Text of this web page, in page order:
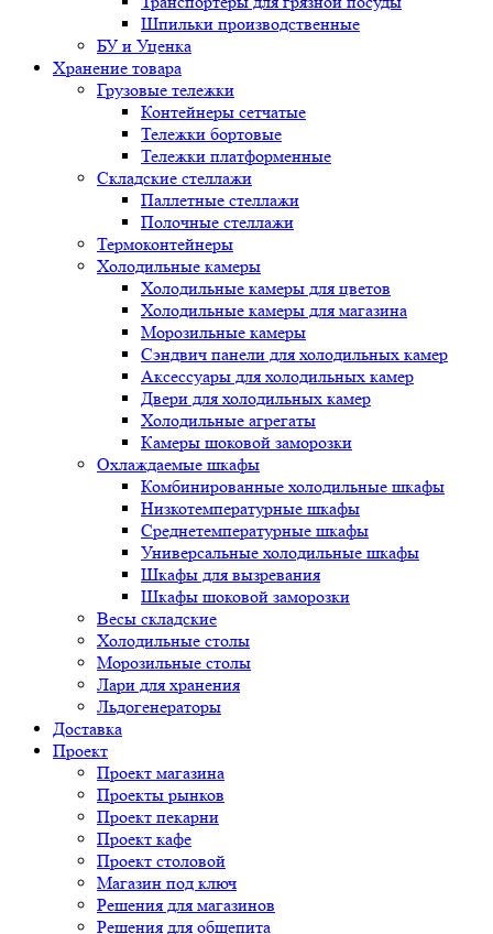
Шпильки производственные
БУ и Уценка
Хранение товара
Грузовые тележки
Контейнеры сетчатые
Тележки бортовые
Тележки платформенные
Складские стеллажи
Паллетные стеллажи
Полочные стеллажи
Термоконтейнеры
Холодильные камеры
Холодильные камеры для цветов
Холодильные камеры для магазина
Морозильные камеры
Сэндвич панели для холодильных камер
Аксессуары для холодильных камер
Двери для холодильных камер
Холодильные агрегаты
Камеры шоковой заморозки
Охлаждаемые шкафы
Комбинированные холодильные шкафы
Низкотемпературные шкафы
Среднетемпературные шкафы
Универсальные холодильные шкафы
Шкафы для вызревания
Шкафы шоковой заморозки
Весы складские
Холодильные столы
Морозильные столы
Лари для хранения
Льдогенераторы
Доставка
Проект
Проект магазина
Проекты рынков
Проект пекарни
Проект кафе
Проект столовой
Магазин под ключ
Решения для магазинов
Решения для общепита